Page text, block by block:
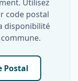
Utilisez
code postal
disponibilité
Postal